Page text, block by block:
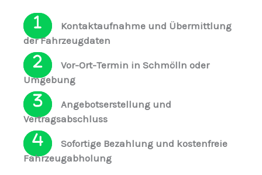
Kontaktaufnahme und Übermittlung
der Fahrzeugdaten
Vor-Ort-Termin in Schmölln oder
Umgebung
Angebotserstellung und
Vertragsabschluss
Sofortige Bezahlung und kostenfreie
Fahrzeugabholung